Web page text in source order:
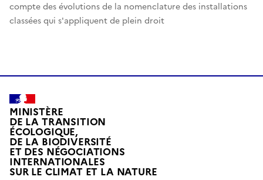
compte des évolutions de la nomenclature des installations
classées qui s'appliquent de plein droit
MINISTÈRE
DE LA TRANSITION
ÉCOLOGIQUE,
DE LA BIODIVERSITÉ
ET DES NÉGOCIATIONS
INTERNATIONALES
SUR LE CLIMAT ET LA NATUREL